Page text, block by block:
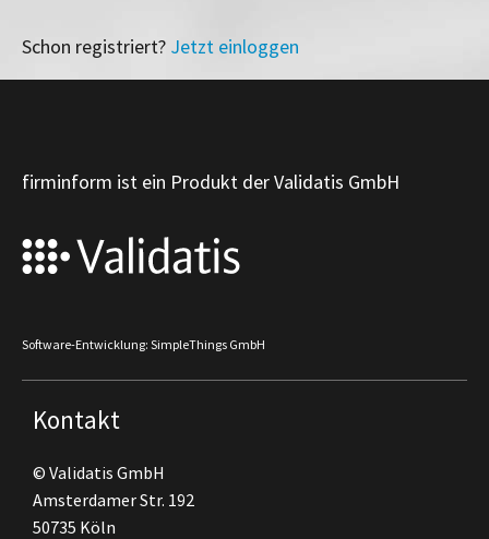
Schon registriert? Jetzt einloggen
firminform ist ein Produkt der Validatis GmbH
Software-Entwicklung: SimpleThings GmbH
Kontakt
© Validatis GmbH
Amsterdamer Str. 192
50735 Köln